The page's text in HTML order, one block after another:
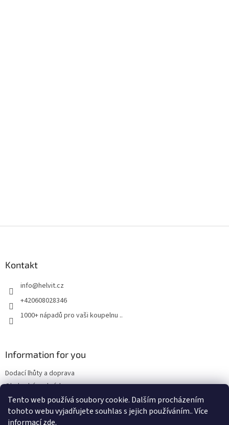
Tento web používá soubory cookie. Dalším procházením
tohoto webu vyjadřujete souhlas s jejich používáním.. Více
informacízde.
Kontakt
info@helvit.cz
+420608028346
1000+ nápadů pro vaši koupelnu ..
Information for you
Dodací lhůty a doprava
Obchodní podmínky